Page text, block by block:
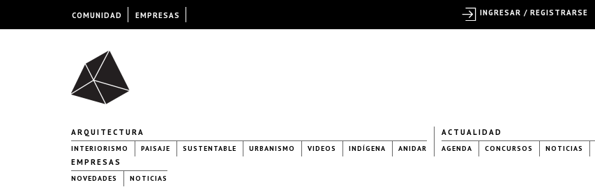
ARQUITECTURA
INTERIORISMO PAISAJE SUSTENTABLE URBANISMO VIDEOS INDÍGENA ANIDAR
ACTUALIDAD
AGENDA CONCURSOS NOTICIAS
EMPRESAS
NOVEDADES NOTICIAS
COMUNIDAD EMPRESAS INGRESAR / REGISTRARSE